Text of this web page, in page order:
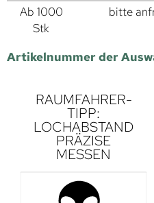
Ab 1000
Stk
bitte
Artikelnummer der
RAUMFAHRER-
TIPP:
LOCHABSTAND
PRÄZISE
MESSEN